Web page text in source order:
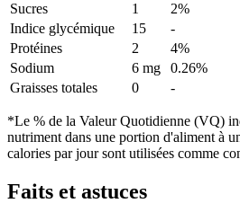
Sucres
1
2%
Indice glycémique
15
-
Protéines
2
4%
Sodium
6 mg
0.26%
Graisses totales
0 -
*Le % de la Valeur Quotidienne (VQ)
nutriment dans une portion d'aliment à
calories par jour sont utilisées comme
Faits et astuces